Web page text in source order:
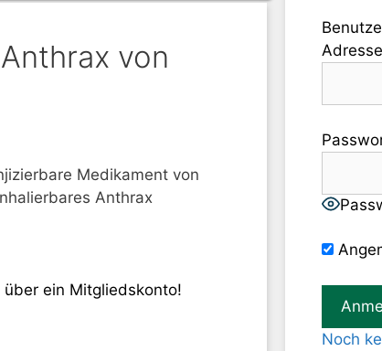
von
Medikament von
Anthrax
ein Mitgliedskonto!
Adresse
Noch